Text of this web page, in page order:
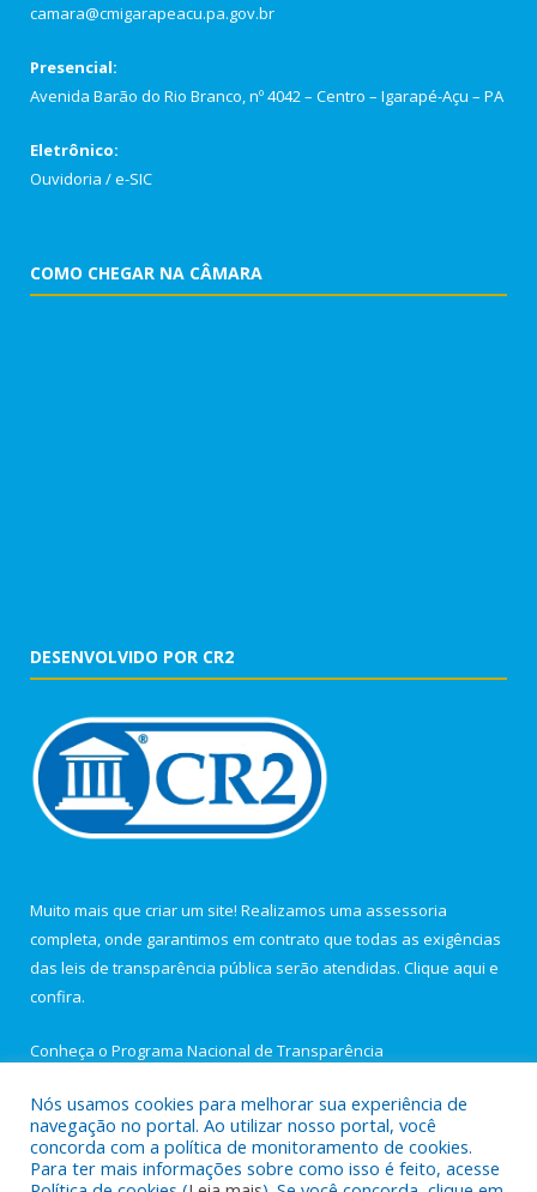
camara@cmigarapeacu.pa.gov.br
Presencial:
Avenida Barão do Rio Branco, nº 4042 – Centro – Igarapé-Açu – PA
Eletrônico:
Ouvidoria /e-SIC
COMO CHEGAR NA CÂMARA
DESENVOLVIDO POR CR2
Muito mais que criar um site! Realizamos uma assessoria
completa, onde garantimos em contrato que todas as exigências
das leis de transparência pública serão atendidas. Clique aqui e
confira.
Conheça o Programa Nacional de Transparência
Todos os direitos reservados a Câmara Municipal de Igarapé-
Nós usamos cookies para melhorar sua experiência de
navegação no portal. Ao utilizar nosso portal, você
concorda com a política de monitoramento de cookies.
Para ter mais informações sobre como isso é feito, acesse